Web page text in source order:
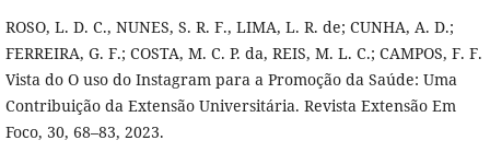
ROSO, L. D. C., NUNES, S. R. F., LIMA, L. R. de; CUNHA, A. D.;
FERREIRA, G. F.; COSTA, M. C. P. da, REIS, M. L. C.; CAMPOS, F. F.
Vista do O uso do Instagram para a Promoção da Saúde: Uma
Contribuição da Extensão Universitária. Revista Extensão Em
Foco, 30, 68–83, 2023.